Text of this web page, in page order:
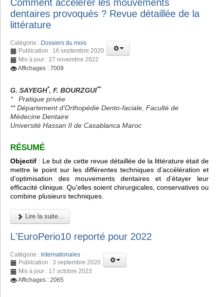
Comment accélérer les mouvements
dentaires provoqués ? Revue détaillée de la
littérature
Catégorie : Dossiers du mois
Publication : 16 septembre 2020
Mis à jour : 27 novembre 2022
Affichages : 7009
G. SAYEGH*, F. BOURZGUI**
*
Pratique privée
** Département d’Orthopédie Dento-faciale, Faculté de
Médecine Dentaire
Université Hassan II de Casablanca Maroc
RÉSUMÉ
Objectif : Le but de cette revue détaillée de la littérature était de
mettre le point sur les différentes techniques d’accélération et
d’optimisation des mouvements dentaires et d’étayer leur
efficacité clinique. Qu'elles soient chirurgicales, conservatives ou
combine plusieurs techniques.
Lire la suite...
L'EuroPerio10 reporté pour 2022
Catégorie : Internationales
Publication : 3 septembre 2020
Mis à jour : 17 octobre 2023
Affichages : 2065